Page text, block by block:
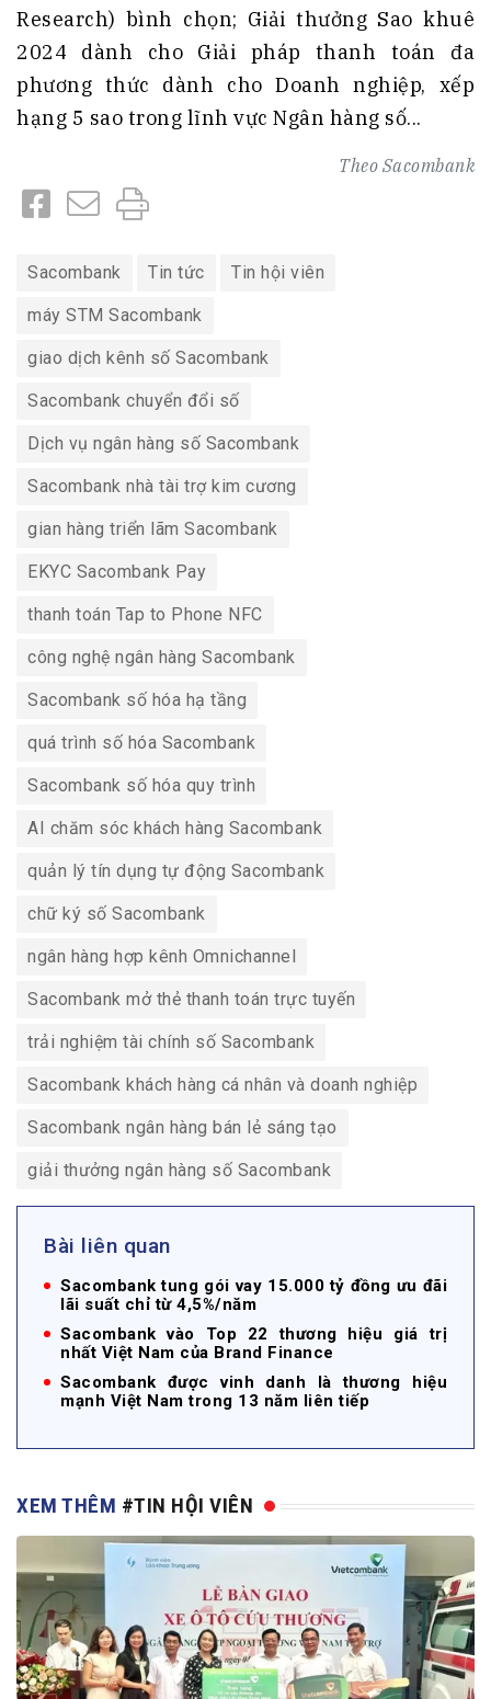
Research) bình chọn; Giải thưởng Sao khuê
2024 dành cho Giải pháp thanh toán đa
phương thức dành cho Doanh nghiệp, xếp
hạng 5 sao trong lĩnh vực Ngân hàng số...
Theo Sacombank
Sacombank Tin tức Tin hội viên
máy STM Sacombank
giao dịch kênh số Sacombank
Sacombank chuyển đổi số
Dịch vụ ngân hàng số Sacombank
Sacombank nhà tài trợ kim cương
gian hàng triển lãm Sacombank
EKYC Sacombank Pay
thanh toán Tap to Phone NFC
công nghệ ngân hàng Sacombank
Sacombank số hóa hạ tầng
quá trình số hóa Sacombank
Sacombank số hóa quy trình
AI chăm sóc khách hàng Sacombank
quản lý tín dụng tự động Sacombank
chữ ký số Sacombank
ngân hàng hợp kênh Omnichannel
Sacombank mở thẻ thanh toán trực tuyến
trải nghiệm tài chính số Sacombank
Sacombank khách hàng cá nhân và doanh nghiệp
Sacombank ngân hàng bán lẻ sáng tạo
giải thưởng ngân hàng số Sacombank
Bài liên quan
Sacombank tung gói vay 15.000 tỷ đồng ưu đãi
lãi suất chỉ từ 4,5%/năm
Sacombank vào Top 22 thương hiệu giá trị
nhất Việt Nam của Brand Finance
Sacombank được vinh danh là thương hiệu
mạnh Việt Nam trong 13 năm liên tiếp
XEM THÊM #TIN HỘI VIÊN